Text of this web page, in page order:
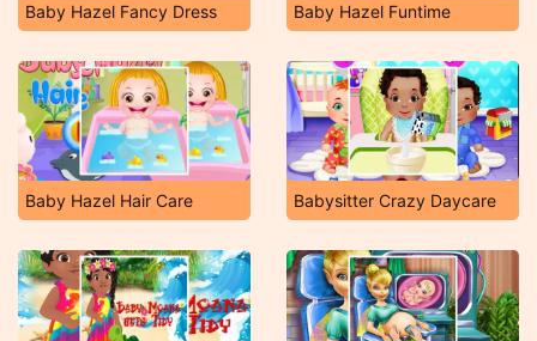
Baby Hazel Fancy Dress Baby Hazel Funtime
Baby Hazel Hair Care Babysitter Crazy Daycare